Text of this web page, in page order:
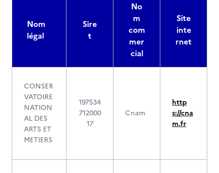
Nom
légal
Sire
t
No
m
com
mer
cial
Site
inte
rnet
CONSER
VATOIRE
NATION
AL DES
ARTS ET
METIERS
197534
712000
17
Cnam
http
s://cna
m.fr